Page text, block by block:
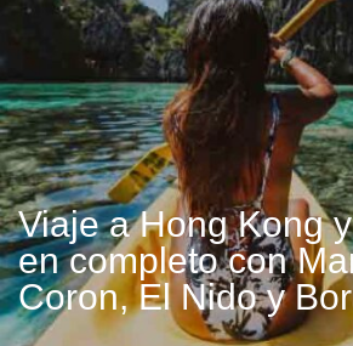
Viaje a Hong Kong
en completo con
Coron, El Nido y